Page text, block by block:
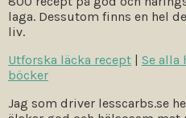
laga. Dessutom finns en hel
liv.
Utforska läcka recept | Se alla
böcker
Jag som driver lesscarbs.se